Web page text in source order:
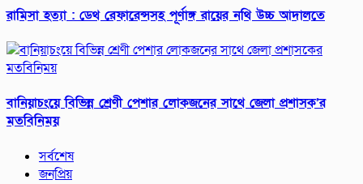
রামিসা হত্যা : ডেথ রেফারেন্সসহ পূর্ণাঙ্গ রায়ের নথি উচ্চ আদালতে
বানিয়াচংয়ে বিভিন্ন শ্রেণী পেশার লোকজনের সাথে জেলা প্রশাসক’র
মতবিনিময়
সর্বশেষ
জনপ্রিয়